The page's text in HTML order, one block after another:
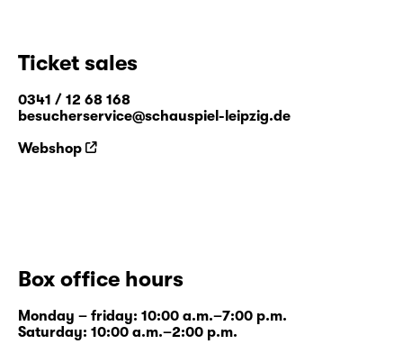
Ticket sales
0341 / 12 68 168
besucherservice@schauspiel-leipzig.de
Webshop
Box office hours
Monday – friday: 10:00 a.m.–7:00 p.m.
Saturday: 10:00 a.m.–2:00 p.m.